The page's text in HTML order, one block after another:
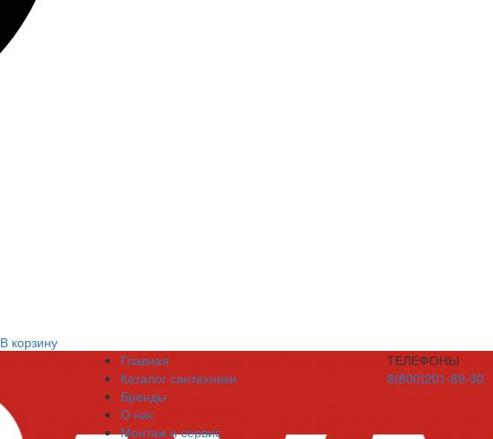
В корзину
Главная
Каталог сантехники
Бренды
О нас
Монтаж и сервис
ТЕЛЕФОНЫ
8(800)201-89-30